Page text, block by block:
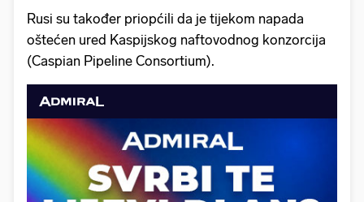
Rusi su također priopćili da je tijekom napada
oštećen ured Kaspijskog naftovodnog konzorcija
(Caspian Pipeline Consortium).